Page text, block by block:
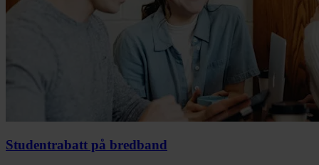
Studentrabatt på bredband